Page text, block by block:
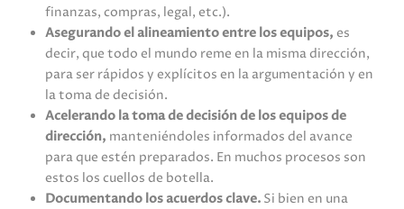
finanzas, compras, legal, etc.).
Asegurando el alineamiento entre los equipos,es
decir, que todo el mundo reme en la misma dirección,
para ser rápidos y explícitos en la argumentación y en
la toma de decisión.
Acelerando la toma de decisión de los equipos de
dirección, manteniéndoles informados del avance
para que estén preparados. En muchos procesos son
estos los cuellos de botella.
Documentando los acuerdos clave. Si bien en una